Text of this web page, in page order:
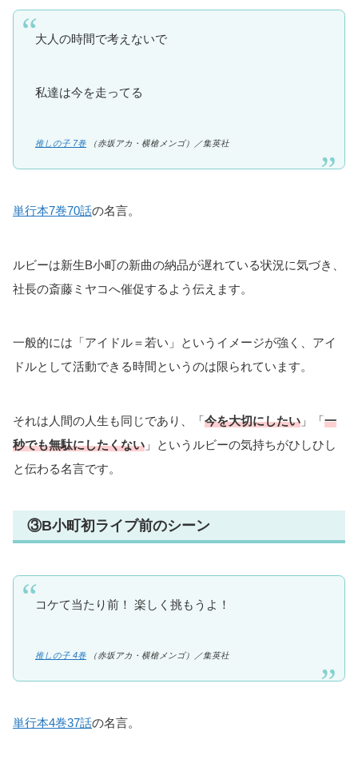
大人の時間で考えないで
私達は今を走ってる
推しの子 7巻 （赤坂アカ・横槍メンゴ）／集英社
単行本7巻70話の名言。
ルビーは新生B小町の新曲の納品が遅れている状況に気づき、
社長の斎藤ミヤコへ催促するよう伝えます。
一般的には「アイドル＝若い」というイメージが強く、アイ
ドルとして活動できる時間というのは限られています。
それは人間の人生も同じであり、「今を大切にしたい 」「一
秒でも無駄にしたくない 」というルビーの気持ちがひしひし
と伝わる名言です。
③B小町初ライブ前のシーン
コケて当たり前！ 楽しく挑もうよ！
推しの子 4巻 （赤坂アカ・横槍メンゴ）／集英社
単行本4巻37話の名言。